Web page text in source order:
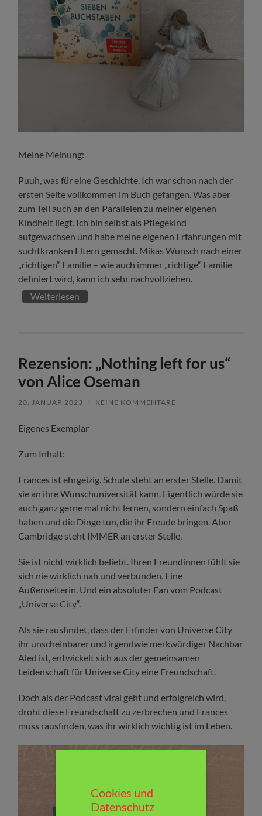
Meine Meinung:
Puuh, was für eine Geschichte. Ich war schon nach der
ersten Seite vollkommen im Buch gefangen. Was aber
zum Teil auch an den Parallelen zu meiner eigenen
Kindheit liegt. Ich bin selbst als Pflegekind
aufgewachsen und habe meine eigenen Erfahrungen mit
suchtkranken Eltern gemacht. Mikas Wunsch nach einer
„richtigen“ Familie – wie auch immer „richtige“ Familie
definiert wird, kann ich sehr nachvollziehen.
Weiterlesen
Rezension: „Nothing left for us“
von Alice Oseman
20. JANUAR 2023 KEINE KOMMENTARE
Eigenes Exemplar
Zum Inhalt:
Frances ist ehrgeizig. Schule steht an erster Stelle. Damit
sie an ihre Wunschuniversität kann. Eigentlich würde sie
auch ganz gerne mal nicht lernen, sondern einfach Spaß
haben und die Dinge tun, die ihr Freude bringen. Aber
Cambridge steht IMMER an erster Stelle.
Sie ist nicht wirklich beliebt. Ihren Freundinnen fühlt sie
sich nie wirklich nah und verbunden. Eine
Außenseiterin. Und ein absoluter Fan vom Podcast
„Universe City“.
Als sie rausfindet, dass der Erfinder von Universe City
ihr unscheinbarer und irgendwie merkwürdiger Nachbar
Aled ist, entwickelt sich aus der gemeinsamen
Leidenschaft für Universe City eine Freundschaft.
Doch als der Podcast viral geht und erfolgreich wird,
droht diese Freundschaft zu zerbrechen und Frances
muss rausfinden, was ihr wirklich wichtig ist im Leben.
Cookies und
Datenschutz